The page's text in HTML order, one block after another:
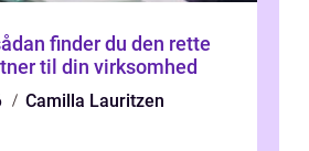
til din virksomhed
Camilla Lauritzen